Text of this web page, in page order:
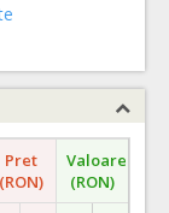
Pret
(RON)
Valoare
(RON)